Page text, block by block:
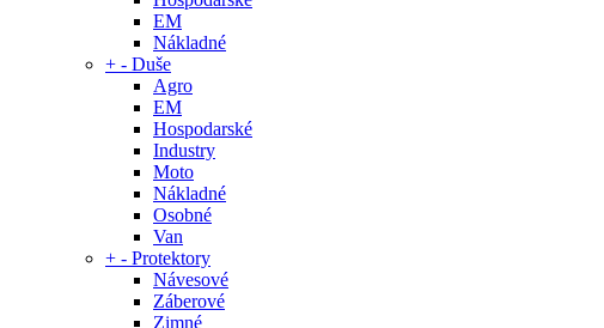
EM
Nákladné
+ - Duše
Agro
EM
Hospodarské
Industry
Moto
Nákladné
Osobné
Van
+ - Protektory
Návesové
Záberové
Zimné